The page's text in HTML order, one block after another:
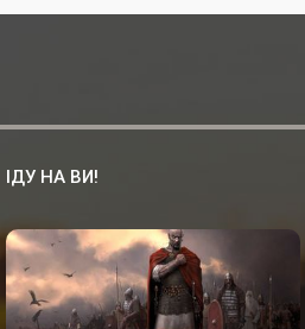
ІДУ НА ВИ!